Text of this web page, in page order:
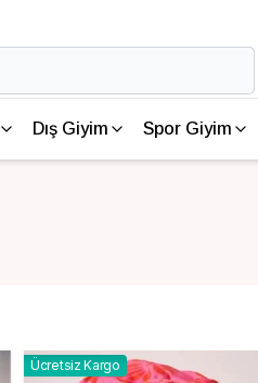
Dış Giyim Spor Giyim
Ücretsiz Kargo